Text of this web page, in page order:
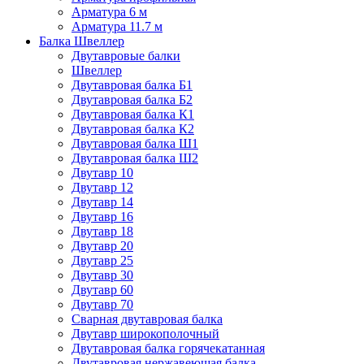
Арматура 6 м
Арматура 11.7 м
Балка Швеллер
Двутавровые балки
Швеллер
Двутавровая балка Б1
Двутавровая балка Б2
Двутавровая балка К1
Двутавровая балка К2
Двутавровая балка Ш1
Двутавровая балка Ш2
Двутавр 10
Двутавр 12
Двутавр 14
Двутавр 16
Двутавр 18
Двутавр 20
Двутавр 25
Двутавр 30
Двутавр 60
Двутавр 70
Сварная двутавровая балка
Двутавр широкополочный
Двутавровая балка горячекатанная